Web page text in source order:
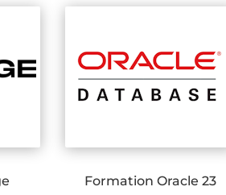
Formation Oracle 23